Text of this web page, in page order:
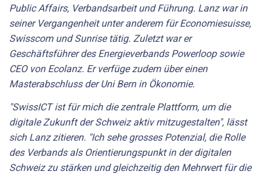
Public Affairs, Verbandsarbeit und Führung. Lanz war in
seiner Vergangenheit unter anderem für Economiesuisse,
Swisscom und Sunrise tätig. Zuletzt war er
Geschäftsführer des Energieverbands Powerloop sowie
CEO von Ecolanz. Er verfüge zudem über einen
Masterabschluss der Uni Bern in Ökonomie.
"SwissICT ist für mich die zentrale Plattform, um die
digitale Zukunft der Schweiz aktiv mitzugestalten", lässt
sich Lanz zitieren. "Ich sehe grosses Potenzial, die Rolle
des Verbands als Orientierungspunkt in der digitalen
Schweiz zu stärken und gleichzeitig den Mehrwert für die